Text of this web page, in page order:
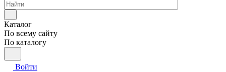
Каталог
По всему сайту
По каталогу
Войти